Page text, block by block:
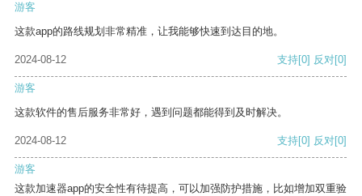
游客
这款app的路线规划非常精准，让我能够快速到达目的地。
2024-08-12 支持[0] 反对[0]
游客
这款软件的售后服务非常好，遇到问题都能得到及时解决。
2024-08-12 支持[0] 反对[0]
游客
这款加速器app的安全性有待提高，可以加强防护措施，比如增加双重验